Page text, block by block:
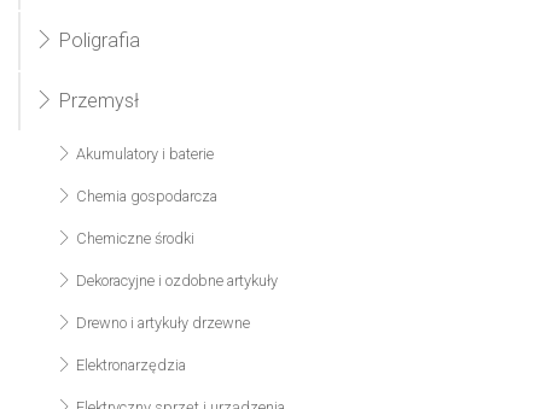
Poligrafia
Przemysł
Akumulatory i baterie
Chemia gospodarcza
Chemiczne środki
Dekoracyjne i ozdobne artykuły
Drewno i artykuły drzewne
Elektronarzędzia